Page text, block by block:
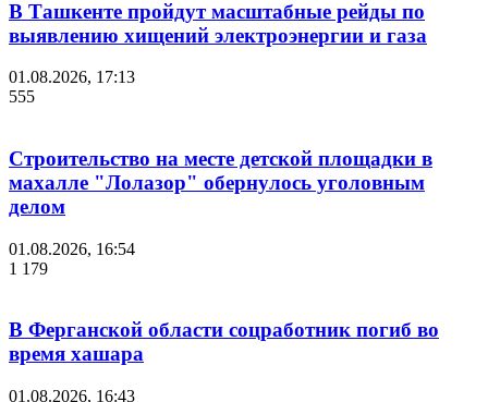
В Ташкенте пройдут масштабные рейды по
выявлению хищений электроэнергии и газа
01.08.2026, 17:13
555
Строительство на месте детской площадки в
махалле "Лолазор" обернулось уголовным
делом
01.08.2026, 16:54
1 179
В Ферганской области соцработник погиб во
время хашара
01.08.2026, 16:43